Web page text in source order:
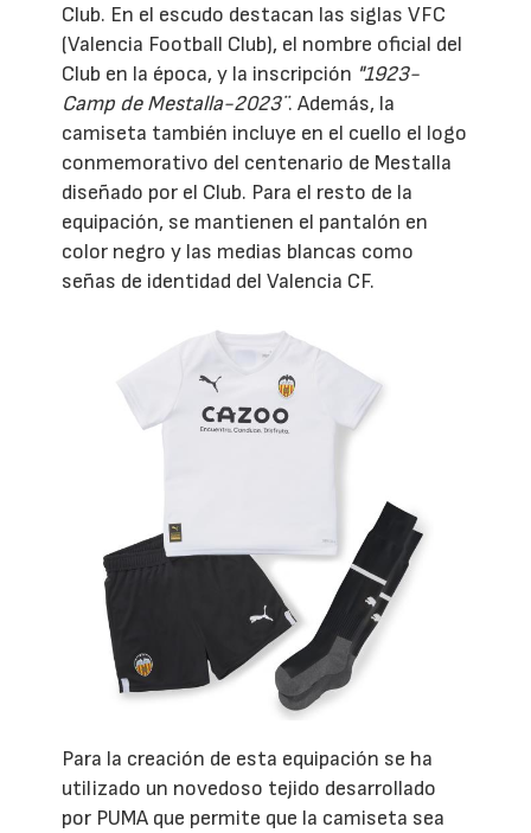
Club. En el escudo destacan las siglas VFC
(Valencia Football Club), el nombre oficial del
Club en la época, y la inscripción "1923-
Camp de Mestalla-2023¨. Además, la
camiseta también incluye en el cuello el logo
conmemorativo del centenario de Mestalla
diseñado por el Club. Para el resto de la
equipación, se mantienen el pantalón en
color negro y las medias blancas como
señas de identidad del Valencia CF.
Para la creación de esta equipación se ha
utilizado un novedoso tejido desarrollado
por PUMA que permite que la camiseta sea